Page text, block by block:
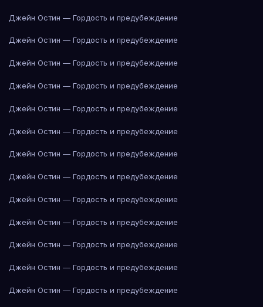
Джейн Остин — Гордость и предубеждение
Джейн Остин — Гордость и предубеждение
Джейн Остин — Гордость и предубеждение
Джейн Остин — Гордость и предубеждение
Джейн Остин — Гордость и предубеждение
Джейн Остин — Гордость и предубеждение
Джейн Остин — Гордость и предубеждение
Джейн Остин — Гордость и предубеждение
Джейн Остин — Гордость и предубеждение
Джейн Остин — Гордость и предубеждение
Джейн Остин — Гордость и предубеждение
Джейн Остин — Гордость и предубеждение
Джейн Остин — Гордость и предубеждение